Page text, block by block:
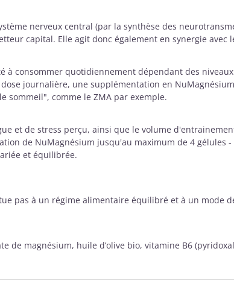
nerveux central (par la synthèse des
capital. Elle agit donc également en synergie avec
consommer quotidiennement dépendant des
journalière, une supplémentation en
sommeil", comme le ZMA par exemple.
et de stress perçu, ainsi que le volume
de NuMagnésium jusqu'au maximum de 4 gélules -
et équilibrée.
pas à un régime alimentaire équilibré et à un mode
de magnésium, huile d’olive bio, vitamine B6